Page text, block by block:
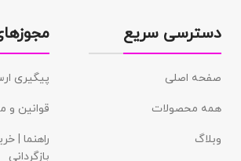
دسترسی سریع
صفحه اصلی
همه محصولات
وبلاگ
پیگیری
قوانین و
راهنما |
بازگردانی